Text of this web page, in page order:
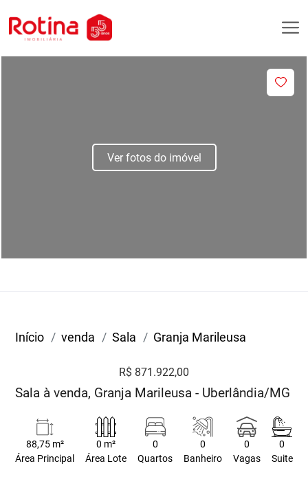
Ver fotos do imóvel
Início venda Sala Granja Marileusa
R$ 871.922,00
Sala à venda, Granja Marileusa - Uberlândia/MG
88,75 m²
Área Principal
0 m²
Área Lote
0
Quartos
0
Banheiro
0
Vagas
0
Suite